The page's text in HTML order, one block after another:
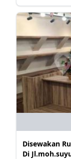
Disewakan
Di